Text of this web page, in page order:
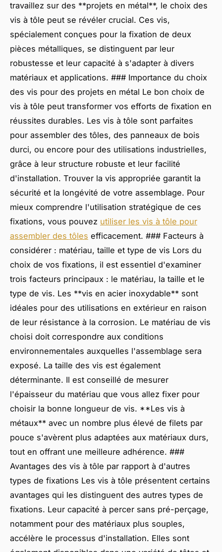
travaillez sur des **projets en métal**, le choix des
vis à tôle peut se révéler crucial. Ces vis,
spécialement conçues pour la fixation de deux
pièces métalliques, se distinguent par leur
robustesse et leur capacité à s'adapter à divers
matériaux et applications. ### Importance du choix
des vis pour des projets en métal Le bon choix de
vis à tôle peut transformer vos efforts de fixation en
réussites durables. Les vis à tôle sont parfaites
pour assembler des tôles, des panneaux de bois
durci, ou encore pour des utilisations industrielles,
grâce à leur structure robuste et leur facilité
d'installation. Trouver la vis appropriée garantit la
sécurité et la longévité de votre assemblage. Pour
mieux comprendre l'utilisation stratégique de ces
fixations, vous pouvez utiliser les vis à tôle pour
assembler des tôles efficacement. ### Facteurs à
considérer : matériau, taille et type de vis Lors du
choix de vos fixations, il est essentiel d'examiner
trois facteurs principaux : le matériau, la taille et le
type de vis. Les **vis en acier inoxydable** sont
idéales pour des utilisations en extérieur en raison
de leur résistance à la corrosion. Le matériau de vis
choisi doit correspondre aux conditions
environnementales auxquelles l'assemblage sera
exposé. La taille des vis est également
déterminante. Il est conseillé de mesurer
l'épaisseur du matériau que vous allez fixer pour
choisir la bonne longueur de vis. **Les vis à
métaux** avec un nombre plus élevé de filets par
pouce s'avèrent plus adaptées aux matériaux durs,
tout en offrant une meilleure adhérence. ###
Avantages des vis à tôle par rapport à d'autres
types de fixations Les vis à tôle présentent certains
avantages qui les distinguent des autres types de
fixations. Leur capacité à percer sans pré-perçage,
notamment pour des matériaux plus souples,
accélère le processus d'installation. Elles sont